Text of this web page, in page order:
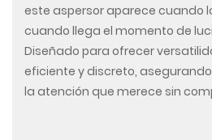
este aspersor aparece cuando
cuando llega el momento de
Diseñado para ofrecer
eficiente y discreto,
la atención que merece sin